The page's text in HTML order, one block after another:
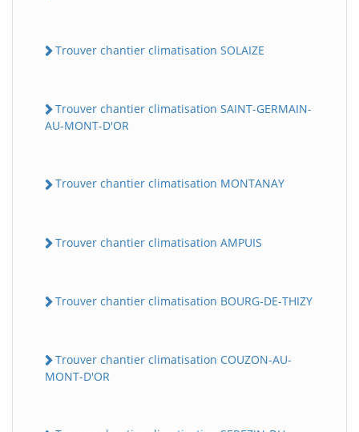
Trouver chantier climatisation SOLAIZE
Trouver chantier climatisation SAINT-GERMAIN-
AU-MONT-D'OR
Trouver chantier climatisation MONTANAY
Trouver chantier climatisation AMPUIS
Trouver chantier climatisation BOURG-DE-THIZY
Trouver chantier climatisation COUZON-AU-
MONT-D'OR